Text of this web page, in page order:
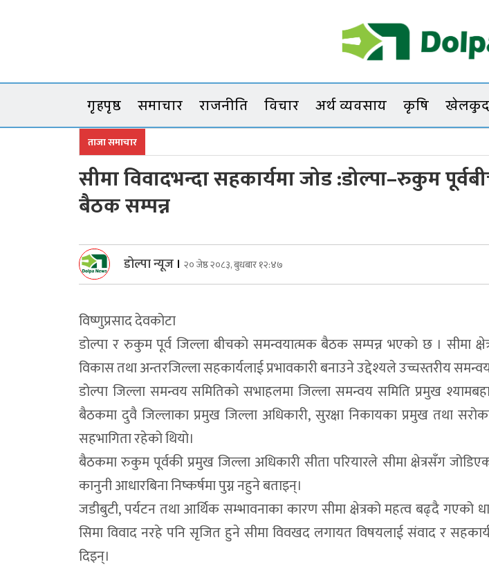
Dolpanews
गृहपृष्ठ समाचार राजनीति विचार अर्थ व्यवसाय कृषि खेलकुद
ताजा समाचार
सीमा विवादभन्दा सहकार्यमा जोड :डोल्पा–रुकुम
बैठक सम्पन्न
डोल्पा न्यूज । २० जेष्ठ २०८३, बुधबार १२:४७
विष्णुप्रसाद देवकोटा
डोल्पा र रुकुम पूर्व जिल्ला बीचकाे समन्वयात्मक बैठक सम्पन्न भएकाे छ । सीमा
विकास तथा अन्तरजिल्ला सहकार्यलाई प्रभावकारी बनाउने उद्देश्यले उच्चस्तरीय
डोल्पा जिल्ला समन्वय समितिको सभाहलमा जिल्ला समन्वय समिति प्रमुख
बैठकमा दुवै जिल्लाका प्रमुख जिल्ला अधिकारी, सुरक्षा निकायका प्रमुख तथा
सहभागिता रहेको थियो।
बैठकमा रुकुम पूर्वकी प्रमुख जिल्ला अधिकारी सीता परियारले सीमा क्षेत्रसँग
कानुनी आधारबिना निष्कर्षमा पुग्न नहुने बताइन्।
जडीबुटी, पर्यटन तथा आर्थिक सम्भावनाका कारण सीमा क्षेत्रको महत्व बढ्दै गएको
सिमा विवाद नरहे पनि सृजित हुने सीमा विवखद लगायत विषयलाई संवाद र
दिइन्।